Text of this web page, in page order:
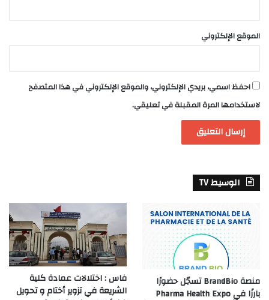
الموقع الإلكتروني
احفظ اسمي، بريدي الإلكتروني، والموقع الإلكتروني في هذا المتصفح
لاستخدامها المرة المقبلة في تعليقي.
الوسيط TV
منصة BrandBio تسجّل حضورًا
بارزًا في Pharma Health Expo
فاس : اختلالات عمادة كلية
الشريعة في تزوير أختام و تحويل